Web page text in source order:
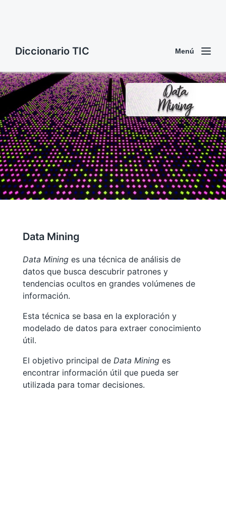
Diccionario TIC Menú
Data Mining
Data Mininges una técnica de análisis de
datos que busca descubrir patrones y
tendencias ocultos en grandes volúmenes de
información.
Esta técnica se basa en la exploración y
modelado de datos para extraer conocimiento
útil.
El objetivo principal de Data Mininges
encontrar información útil que pueda ser
utilizada para tomar decisiones.